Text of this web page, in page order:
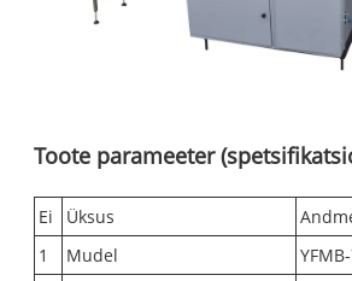
Toote parameeter
Ei Üksus
1
Mudel